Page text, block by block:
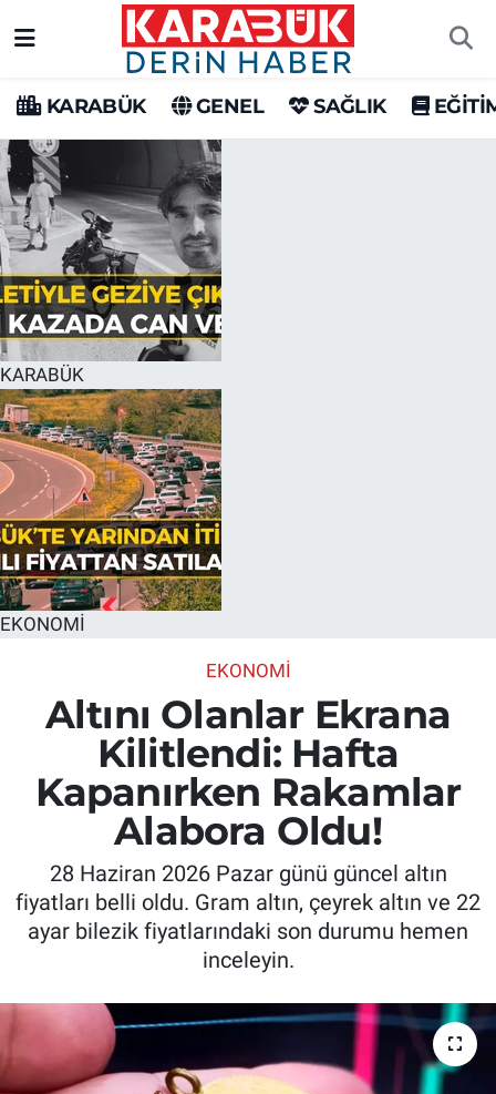
KARABÜK GENEL SAĞLIK
KARABÜK
EKONOMİ
EKONOMİ
Altını Olanlar Ekrana
Kilitlendi: Hafta
Kapanırken Rakamlar
Alabora Oldu!
28 Haziran 2026 Pazar günü güncel altın
fiyatları belli oldu. Gram altın, çeyrek altın ve 22
ayar bilezik fiyatlarındaki son durumu hemen
inceleyin.
Karabük Hava Durumu
Karabük Trafik Yoğunluk Haritası
Süper Lig Puan Durumu ve Fikstür
Tüm Manşetler
Son Dakika Haberleri
Haber Arşivi